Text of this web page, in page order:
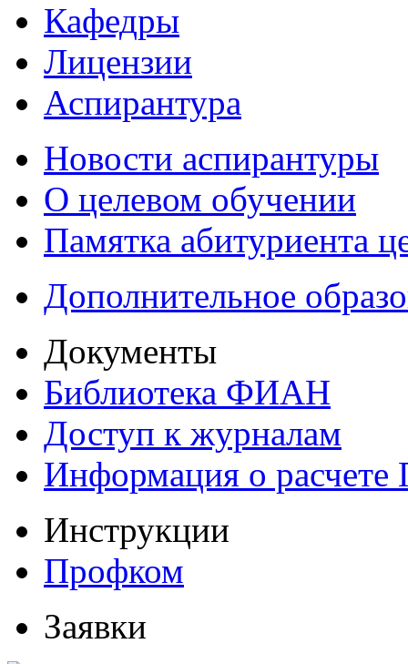
Кафедры
Лицензии
Аспирантура
Новости аспирантуры
О целевом обучении
Памятка абитуриента
Дополнительное
Документы
Библиотека ФИАН
Доступ к журналам
Информация о
Инструкции
Профком
Заявки